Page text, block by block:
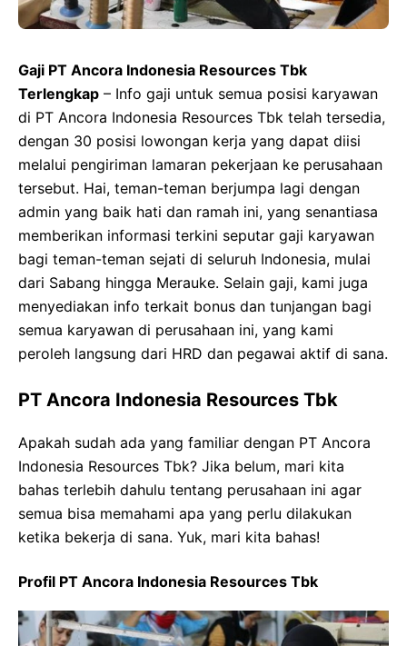
Gaji PT Ancora Indonesia Resources Tbk
Terlengkap – Info gaji untuk semua posisi karyawan
di PT Ancora Indonesia Resources Tbk telah tersedia,
dengan 30 posisi lowongan kerja yang dapat diisi
melalui pengiriman lamaran pekerjaan ke perusahaan
tersebut. Hai, teman-teman berjumpa lagi dengan
admin yang baik hati dan ramah ini, yang senantiasa
memberikan informasi terkini seputar gaji karyawan
bagi teman-teman sejati di seluruh Indonesia, mulai
dari Sabang hingga Merauke. Selain gaji, kami juga
menyediakan info terkait bonus dan tunjangan bagi
semua karyawan di perusahaan ini, yang kami
peroleh langsung dari HRD dan pegawai aktif di sana.
PT Ancora Indonesia Resources Tbk
Apakah sudah ada yang familiar dengan PT Ancora
Indonesia Resources Tbk? Jika belum, mari kita
bahas terlebih dahulu tentang perusahaan ini agar
semua bisa memahami apa yang perlu dilakukan
ketika bekerja di sana. Yuk, mari kita bahas!
Profil PT Ancora Indonesia Resources Tbk